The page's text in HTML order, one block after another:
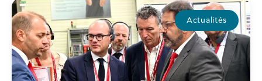
Actualités